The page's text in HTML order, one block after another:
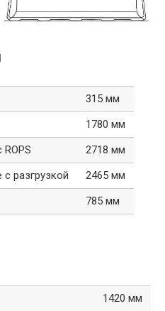
315 мм
1780 мм
2718 мм
разгрузкой
2465 мм
785 мм
1420 мм